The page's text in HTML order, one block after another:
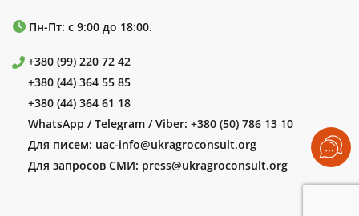
Пн-Пт: с 9:00 до 18:00.
+380 (99) 220 72 42
+380 (44) 364 55 85
+380 (44) 364 61 18
WhatsApp / Telegram / Viber: +380 (50) 786 13 10
Для писем: uac-info@ukragroconsult.org
Для запросов СМИ: press@ukragroconsult.org